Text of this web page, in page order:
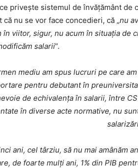
privește sistemul de învățământ de
că nu se vor face concedieri, că „nu
în viitor, sigur, nu acum în situația de
salarii”.
mediu am spus lucruri pe care
pentru debutant în
de echivalența în salarii, între
în diverse acte normative, nu
ani, cel târziu, să nu mai amânăm
de foarte mulți ani, 1% din PIB